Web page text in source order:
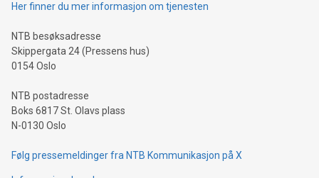
Her finner du mer informasjon om tjenesten
NTB besøksadresse
Skippergata 24 (Pressens hus)
0154 Oslo
NTB postadresse
Boks 6817 St. Olavs plass
N-0130 Oslo
Følg pressemeldinger fra NTB Kommunikasjon på X